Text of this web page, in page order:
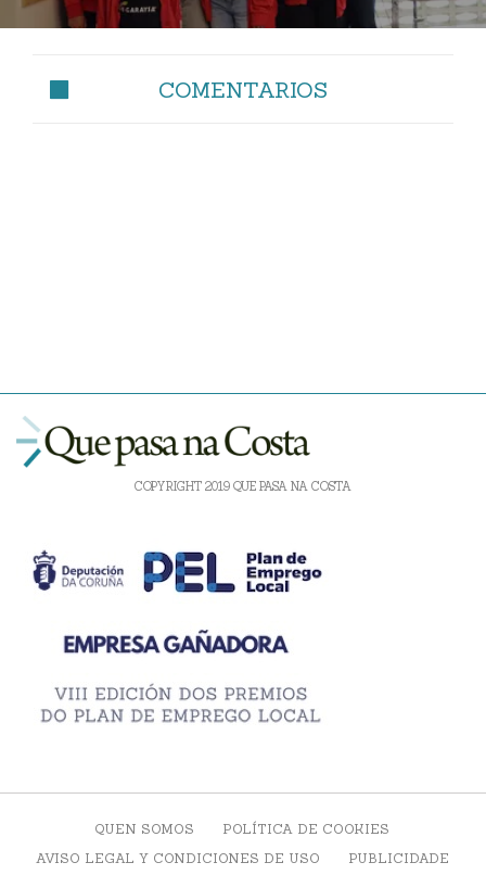
COMENTARIOS
COPYRIGHT 2019 QUE PASA NA COSTA
QUEN SOMOS
POLÍTICA DE COOKIES
AVISO LEGAL Y CONDICIONES DE USO
PUBLICIDADE